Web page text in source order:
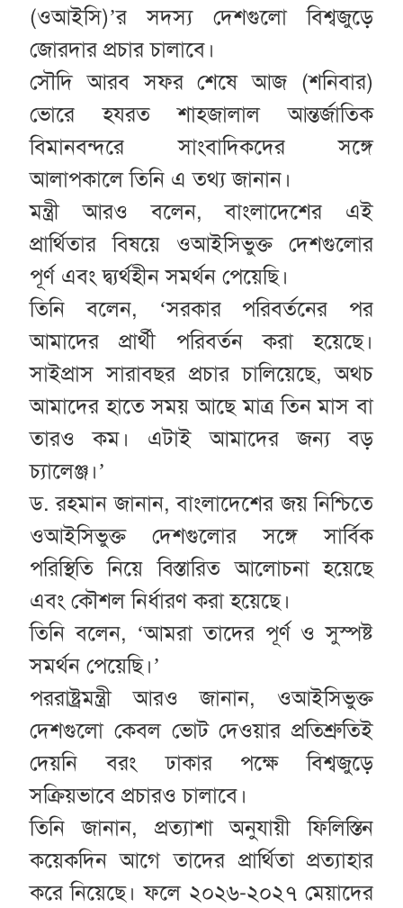
(ওআইসি)’র সদস্য দেশগুলো বিশ্বজুড়ে
জোরদার প্রচার চালাবে।
সৌদি আরব সফর শেষে আজ (শনিবার)
ভোরে হযরত শাহজালাল আন্তর্জাতিক
বিমানবন্দরে সাংবাদিকদের সঙ্গে
আলাপকালে তিনি এ তথ্য জানান।
মন্ত্রী আরও বলেন, বাংলাদেশের এই
প্রার্থিতার বিষয়ে ওআইসিভুক্ত দেশগুলোর
পূর্ণ এবং দ্ব্যর্থহীন সমর্থন পেয়েছি।
তিনি বলেন, ‘সরকার পরিবর্তনের পর
আমাদের প্রার্থী পরিবর্তন করা হয়েছে।
সাইপ্রাস সারাবছর প্রচার চালিয়েছে, অথচ
আমাদের হাতে সময় আছে মাত্র তিন মাস বা
তারও কম। এটাই আমাদের জন্য বড়
চ্যালেঞ্জ।’
ড. রহমান জানান, বাংলাদেশের জয় নিশ্চিতে
ওআইসিভুক্ত দেশগুলোর সঙ্গে সার্বিক
পরিস্থিতি নিয়ে বিস্তারিত আলোচনা হয়েছে
এবং কৌশল নির্ধারণ করা হয়েছে।
তিনি বলেন, ‘আমরা তাদের পূর্ণ ও সুস্পষ্ট
সমর্থন পেয়েছি।’
পররাষ্ট্রমন্ত্রী আরও জানান, ওআইসিভুক্ত
দেশগুলো কেবল ভোট দেওয়ার প্রতিশ্রুতিই
দেয়নি বরং ঢাকার পক্ষে বিশ্বজুড়ে
সক্রিয়ভাবে প্রচারও চালাবে।
তিনি জানান, প্রত্যাশা অনুযায়ী ফিলিস্তিন
কয়েকদিন আগে তাদের প্রার্থিতা প্রত্যাহার
করে নিয়েছে। ফলে ২০২৬-২০২৭ মেয়াদের